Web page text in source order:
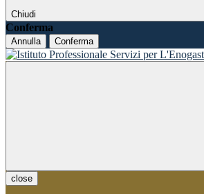
Chiudi
Conferma
Annulla Conferma
close